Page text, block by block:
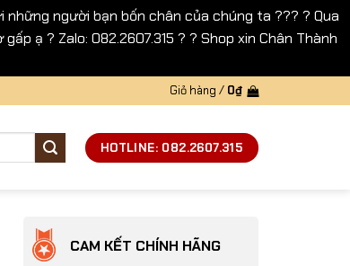
người bạn bốn chân của chúng ta ??? ? Qua
ạ ? Zalo: 082.2607.315 ? ? Shop xin Chân Thành
Giỏ hàng / 0₫
HOTLINE: 082.2607.315
CAM KẾT CHÍNH HÃNG